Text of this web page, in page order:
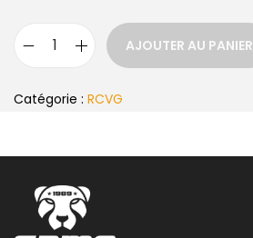
AJOUTER AU PANIER
Catégorie : RCVG